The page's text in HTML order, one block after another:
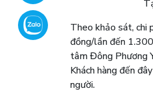
Theo khảo sát, chi
đồng/lần đến
tâm Đông Phương
Khách hàng đến
người.